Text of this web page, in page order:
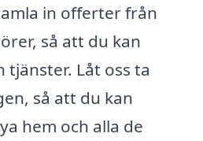
in offerter från
så att du kan
tjänster. Låt oss ta
så att du kan
hem och alla de